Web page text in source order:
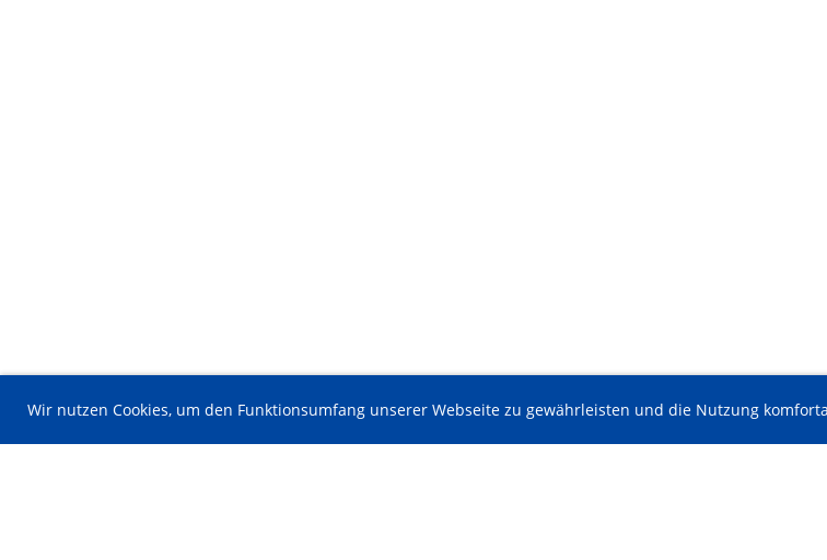
Wir nutzen Cookies, um den Funktionsumfang unserer Webseite zu gewährleisten und die Nutzung